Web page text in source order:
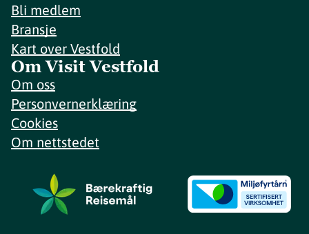
Bli medlem
Bransje
Kart over Vestfold
Om Visit Vestfold
Om oss
Personvernerklæring
Cookies
Om nettstedet